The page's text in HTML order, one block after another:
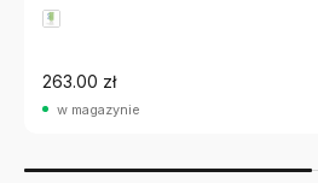
263.00 zł
w magazynie